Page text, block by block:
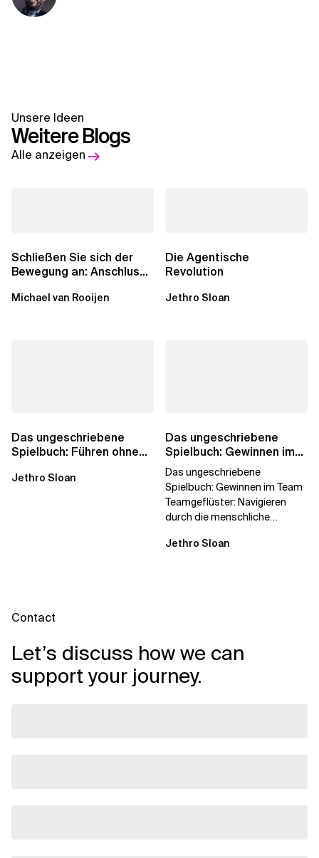
Unsere Ideen
Weitere Blogs
Alle anzeigen
Schließen Sie sich der
Bewegung an: Anschluss
Michael van Rooijen
Die Agentische
Revolution
Jethro Sloan
Das ungeschriebene
Spielbuch: Führen ohne
Jethro Sloan
Das ungeschriebene
Spielbuch: Gewinnen im
Team
Das ungeschriebene
Spielbuch: Gewinnen im Team
Teamgeflüster: Navigieren
durch die menschliche
vorbereitet hat „Wir...
Jethro Sloan
Contact
Let’s discuss how we can
support your journey.